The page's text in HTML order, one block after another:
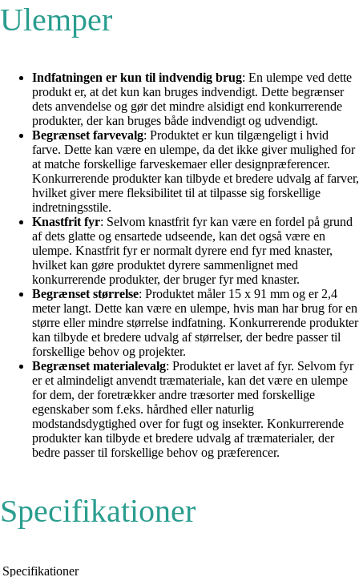
Ulemper
Indfatningen er kun til indvendig brug: En ulempe ved dette
produkt er, at det kun kan bruges indvendigt. Dette begrænser
dets anvendelse og gør det mindre alsidigt end konkurrerende
produkter, der kan bruges både indvendigt og udvendigt.
Begrænset farvevalg: Produktet er kun tilgængeligt i hvid
farve. Dette kan være en ulempe, da det ikke giver mulighed for
at matche forskellige farveskemaer eller designpræferencer.
Konkurrerende produkter kan tilbyde et bredere udvalg af farver,
hvilket giver mere fleksibilitet til at tilpasse sig forskellige
indretningsstile.
Knastfrit fyr: Selvom knastfrit fyr kan være en fordel på grund
af dets glatte og ensartede udseende, kan det også være en
ulempe. Knastfrit fyr er normalt dyrere end fyr med knaster,
hvilket kan gøre produktet dyrere sammenlignet med
konkurrerende produkter, der bruger fyr med knaster.
Begrænset størrelse: Produktet måler 15 x 91 mm og er 2,4
meter langt. Dette kan være en ulempe, hvis man har brug for en
større eller mindre størrelse indfatning. Konkurrerende produkter
kan tilbyde et bredere udvalg af størrelser, der bedre passer til
forskellige behov og projekter.
Begrænset materialevalg: Produktet er lavet af fyr. Selvom fyr
er et almindeligt anvendt træmateriale, kan det være en ulempe
for dem, der foretrækker andre træsorter med forskellige
egenskaber som f.eks. hårdhed eller naturlig
modstandsdygtighed over for fugt og insekter. Konkurrerende
produkter kan tilbyde et bredere udvalg af træmaterialer, der
bedre passer til forskellige behov og præferencer.
Specifikationer
Specifikationer